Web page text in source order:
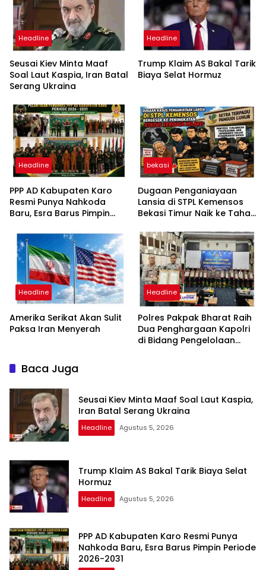
Headline
Seusai Kiev Minta Maaf
Soal Laut Kaspia, Iran Batal
Serang Ukraina
Headline
Trump Klaim AS Bakal Tarik
Biaya Selat Hormuz
Headline
PPP AD Kabupaten Karo
Resmi Punya Nahkoda
Baru, Esra Barus Pimpin
bekasi
Dugaan Penganiayaan
Lansia di STPL Kemensos
Bekasi Timur Naik ke Tahap
Minta Proses Transparan
dan Bebas Intervensi
Headline
Amerika Serikat Akan Sulit
Paksa Iran Menyerah
Headline
Polres Pakpak Bharat Raih
Dua Penghargaan Kapolri
di Bidang Pengelolaan
Baca Juga
Seusai Kiev Minta Maaf Soal Laut Kaspia,
Iran Batal Serang Ukraina
Headline Agustus 5, 2026
Trump Klaim AS Bakal Tarik Biaya Selat
Hormuz
Headline Agustus 5, 2026
PPP AD Kabupaten Karo Resmi Punya
Nahkoda Baru, Esra Barus Pimpin Periode
2026-2031